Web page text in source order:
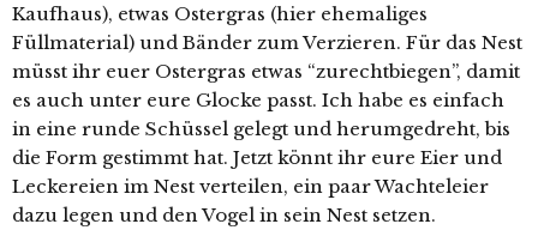
Kaufhaus), etwas Ostergras (hier ehemaliges
Füllmaterial) und Bänder zum Verzieren. Für das Nest
müsst ihr euer Ostergras etwas “zurechtbiegen”, damit
es auch unter eure Glocke passt. Ich habe es einfach
in eine runde Schüssel gelegt und herumgedreht, bis
die Form gestimmt hat. Jetzt könnt ihr eure Eier und
Leckereien im Nest verteilen, ein paar Wachteleier
dazu legen und den Vogel in sein Nest setzen.